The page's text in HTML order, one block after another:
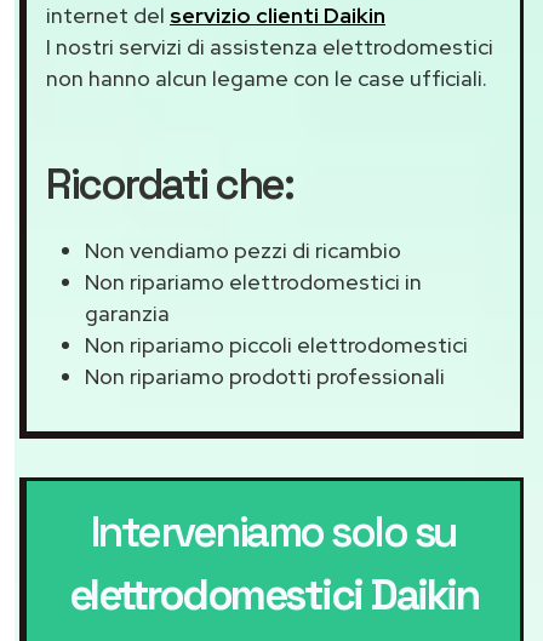
internet del servizio clienti Daikin
I nostri servizi di assistenza elettrodomestici
non hanno alcun legame con le case ufficiali.
Ricordati che:
Non vendiamo pezzi di ricambio
Non ripariamo elettrodomestici in
garanzia
Non ripariamo piccoli elettrodomestici
Non ripariamo prodotti professionali
Interveniamo solo su
elettrodomestici Daikin